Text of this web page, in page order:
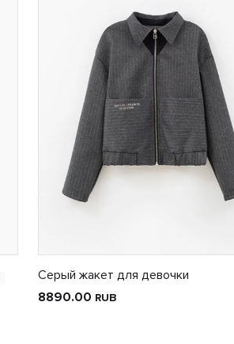
Серый жакет для девочки
8890.00 RUB